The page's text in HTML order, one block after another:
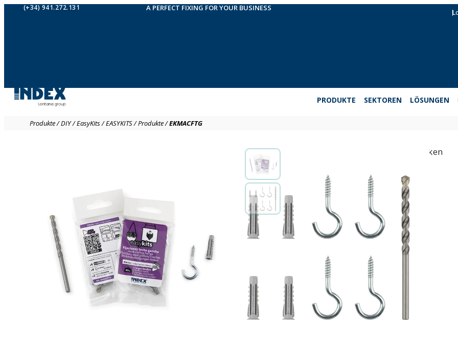
(+34) 941.272.131 A PERFECT FIXING FOR YOUR BUSINESS
PRODUKTE SEKTOREN LÖSUNGEN
Produkte/DIY/EasyKits/EASYKITS/Produkte/EKMACFTG
EasyKits. Deckenbefestigungen Haken